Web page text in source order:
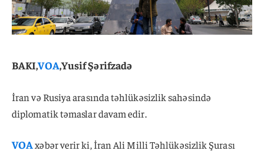
BAKI,VOA,Yusif Şərifzadə
İran və Rusiya arasında təhlükəsizlik sahəsində
diplomatik təmaslar davam edir.
VOAxəbər verir ki, İran Ali Milli Təhlükəsizlik Şurası